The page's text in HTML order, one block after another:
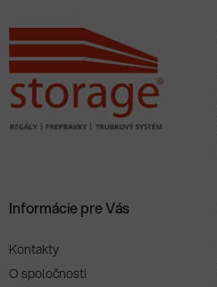
Informácie pre Vás
Kontakty
O spoločnosti